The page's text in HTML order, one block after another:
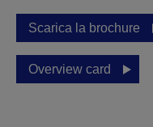
Scarica la brochure
Overview card